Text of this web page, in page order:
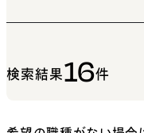
検索結果16件